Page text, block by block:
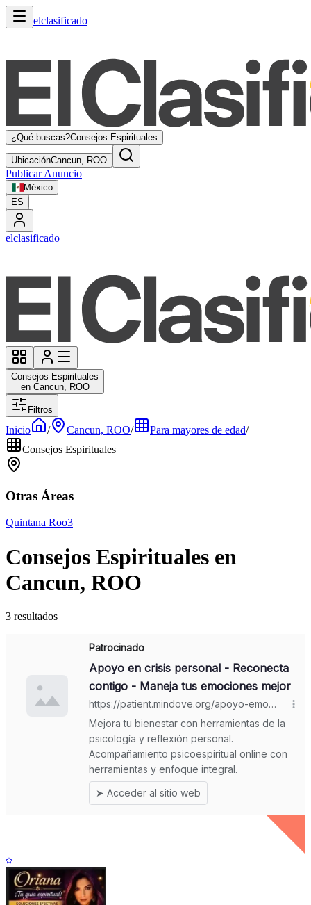
elclasificado
¿Qué buscas?Consejos Espirituales
UbicaciónCancun, ROO
Publicar Anuncio
México
ES
elclasificado
Consejos Espirituales
en Cancun, ROO
Filtros
Inicio / Cancun, ROO/ Para mayores de edad/
Consejos Espirituales
Otras Áreas
Quintana Roo3
Consejos Espirituales en
Cancun, ROO
3 resultados